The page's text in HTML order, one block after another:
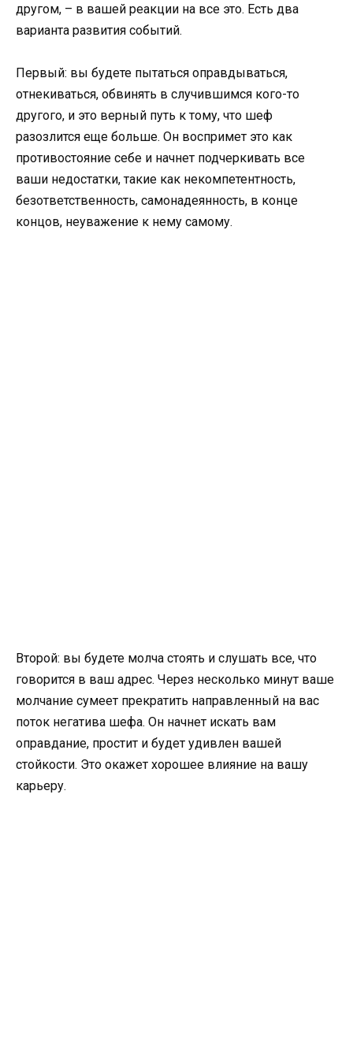
другом, – в вашей реакции на все это. Есть два
варианта развития событий.
Первый: вы будете пытаться оправдываться,
отнекиваться, обвинять в случившимся кого-то
другого, и это верный путь к тому, что шеф
разозлится еще больше. Он воспримет это как
противостояние себе и начнет подчеркивать все
ваши недостатки, такие как некомпетентность,
безответственность, самонадеянность, в конце
концов, неуважение к нему самому.
Второй: вы будете молча стоять и слушать все, что
говорится в ваш адрес. Через несколько минут ваше
молчание сумеет прекратить направленный на вас
поток негатива шефа. Он начнет искать вам
оправдание, простит и будет удивлен вашей
стойкости. Это окажет хорошее влияние на вашу
карьеру.